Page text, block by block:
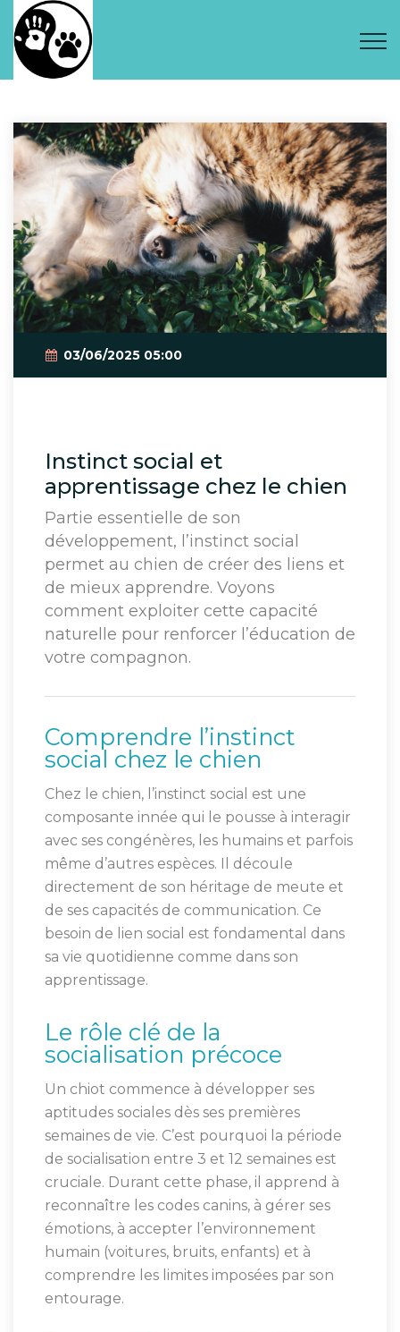
03/06/2025 05:00
Instinct social et
apprentissage chez le chien
Partie essentielle de son
développement, l’instinct social
permet au chien de créer des liens et
de mieux apprendre. Voyons
comment exploiter cette capacité
naturelle pour renforcer l’éducation de
votre compagnon.
Comprendre l’instinct
social chez le chien
Chez le chien, l’instinct social est une
composante innée qui le pousse à interagir
avec ses congénères, les humains et parfois
même d’autres espèces. Il découle
directement de son héritage de meute et
de ses capacités de communication. Ce
besoin de lien social est fondamental dans
sa vie quotidienne comme dans son
apprentissage.
Le rôle clé de la
socialisation précoce
Un chiot commence à développer ses
aptitudes sociales dès ses premières
semaines de vie. C’est pourquoi la période
de socialisation entre 3 et 12 semaines est
cruciale. Durant cette phase, il apprend à
reconnaître les codes canins, à gérer ses
émotions, à accepter l’environnement
humain (voitures, bruits, enfants) et à
comprendre les limites imposées par son
entourage.